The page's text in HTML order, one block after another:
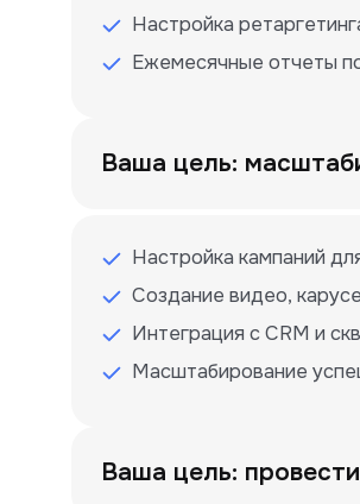
Настройка
Ежемесячные отчеты
Ваша цель:
Настройка кампаний
Создание видео,
Интеграция с CRM и
Масштабирование
Ваша цель: